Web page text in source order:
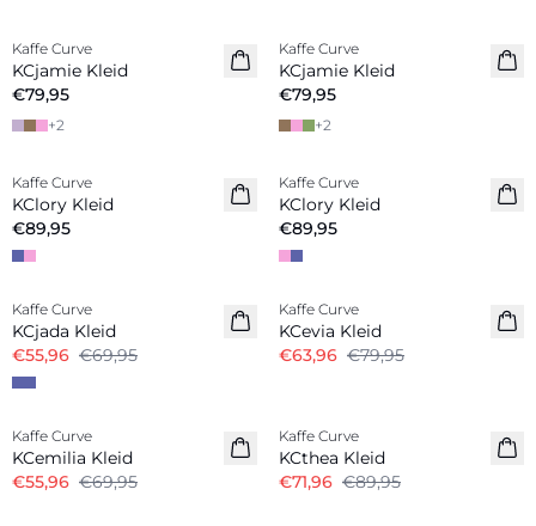
Neuheiten
Kaffe Curve
KCjamie Kleid
€79,95
+2
Neuheiten
Kaffe Curve
KCjamie Kleid
€79,95
+2
Neuheiten
Kaffe Curve
KClory Kleid
€89,95
Neuheiten
Kaffe Curve
KClory Kleid
€89,95
-20%
Kaffe Curve
KCjada Kleid
€55,96 €69,95
-20%
Kaffe Curve
KCevia Kleid
€63,96 €79,95
-20%
Kaffe Curve
KCemilia Kleid
€55,96 €69,95
Kaffe Curve
KCthea Kleid
€71,96 €89,95